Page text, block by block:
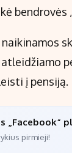
bendrovės
į pensiją.
„Facebook“
pirmieji!